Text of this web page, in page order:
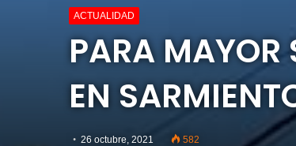
ACTUALIDAD
PARA MAYOR
EN
26 octubre, 2021 582